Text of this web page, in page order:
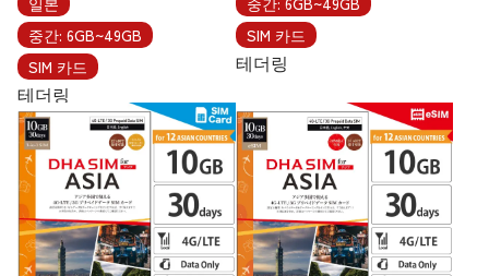
중간: 6GB~49GB
SIM 카드
테더링
SIM 카드
테더링